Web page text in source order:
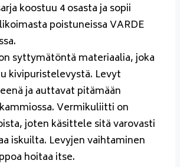
koostuu 4 osasta ja sopii
poistuneissa VARDE
syttymätöntä materiaalia, joka
kivipuristelevystä. Levyt
ja auttavat pitämään
Vermikuliitti on
joten käsittele sitä varovasti
iskuilta. Levyjen vaihtaminen
hoitaa itse.